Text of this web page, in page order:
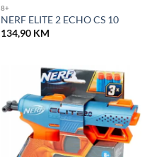
8+
NERF ELITE 2 ECHO CS 10
134,90 KM